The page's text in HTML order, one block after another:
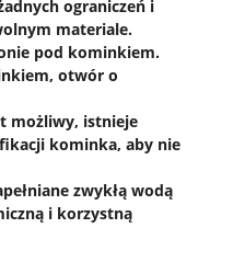
ograniczeń i
materiale.
pod kominkiem.
otwór o
możliwy, istnieje
kominka, aby nie
zwykłą wodą
i korzystną